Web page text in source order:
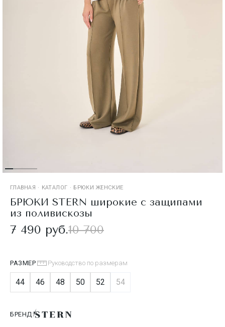
ГЛАВНАЯ · КАТАЛОГ · БРЮКИ ЖЕНСКИЕ
БРЮКИ STERN широкие с защипами
из поливискозы
7 490 руб.10 700
РАЗМЕР Руководство по размерам
44 46 48 50 52 54
БРЕНД